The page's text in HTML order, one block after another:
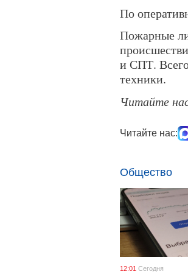
По
Пожарные
и СПТ.
техники.
Читайте
Читайте нас:
Общество
12:01 Сегодня